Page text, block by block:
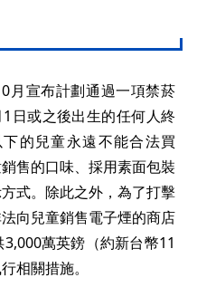
月宣布計劃通過一項禁菸
日或之後出生的任何人終
的兒童永遠不能合法買
售的口味、採用素面包裝
式。除此之外，為了打擊
向兒童銷售電子煙的商店
萬英鎊（約新台幣11
相關措施。